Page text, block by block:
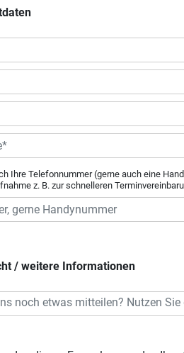
Ihre Telefonnummer (gerne auch eine
z. B. zur schnelleren
/ weitere Informationen